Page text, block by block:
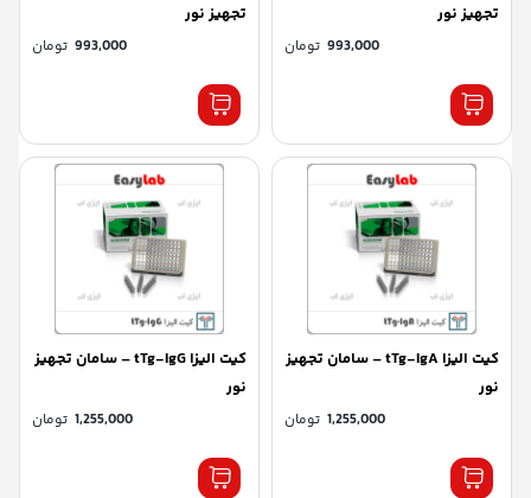
تجهیز نور
993,000 تومان
تجهیز نور
993,000 تومان
کیت الیزا tTg-IgA – سامان تجهیز
نور
1,255,000 تومان
کیت الیزا tTg-IgG – سامان تجهیز
نور
1,255,000 تومان